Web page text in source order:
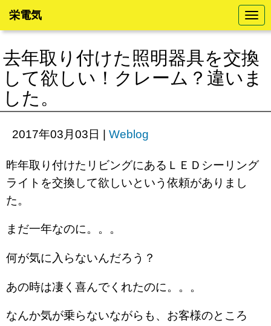
N
a
v
g
a
t
i
栄電気
去年取り付けた照明器具を交換
して欲しい！クレーム？違いま
した。
2017年03月03日 | Weblog
昨年取り付けたリビングにあるＬＥＤシーリング
ライトを交換して欲しいという依頼がありまし
た。
まだ一年なのに。。。
何が気に入らないんだろう？
あの時は凄く喜んでくれたのに。。。
なんか気が乗らないながらも、お客様のところ